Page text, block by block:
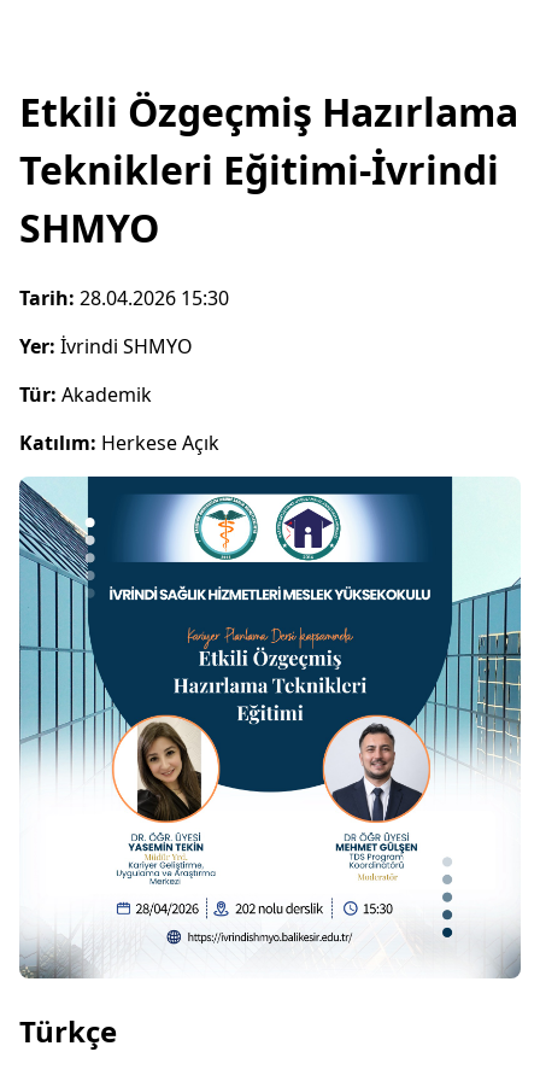
Etkili Özgeçmiş Hazırlama
Teknikleri Eğitimi-İvrindi
SHMYO
Tarih: 28.04.2026 15:30
Yer: İvrindi SHMYO
Tür: Akademik
Katılım: Herkese Açık
Türkçe